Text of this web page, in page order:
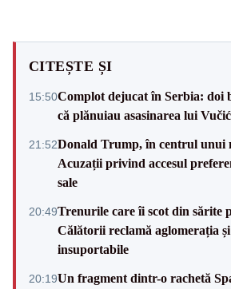
CITEȘTE ȘI
15:50Complot dejucat în Serbia: doi
că plănuiau asasinarea lui Vučić
21:52Donald Trump, în centrul unui
Acuzații privind accesul
sale
20:49Trenurile care îi scot din sărite
Călătorii reclamă aglomerația
insuportabile
20:19Un fragment dintr-o rachetă